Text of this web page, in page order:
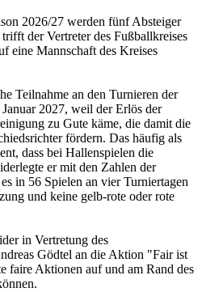
2026/27 werden fünf Absteiger
der Vertreter des Fußballkreises
eine Mannschaft des Kreises
Teilnahme an den Turnieren der
2027, weil der Erlös der
zu Gute käme, die damit die
fördern. Das häufig als
dass bei Hallenspielen die
er mit den Zahlen der
in 56 Spielen an vier Turniertagen
und keine gelb-rote oder rote
in Vertretung des
Gödtel an die Aktion "Fair ist
faire Aktionen auf und am Rand des